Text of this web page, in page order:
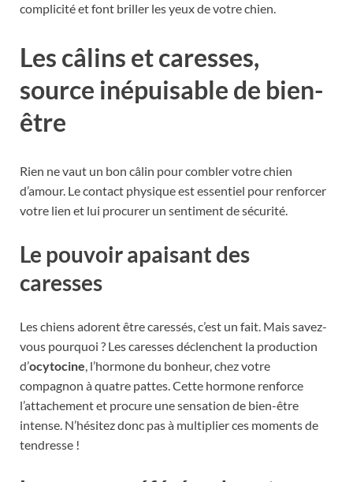
complicité et font briller les yeux de votre chien.
Les câlins et caresses,
source inépuisable de bien-
être
Rien ne vaut un bon câlin pour combler votre chien
d’amour. Le contact physique est essentiel pour renforcer
votre lien et lui procurer un sentiment de sécurité.
Le pouvoir apaisant des
caresses
Les chiens adorent être caressés, c’est un fait. Mais savez-
vous pourquoi ? Les caresses déclenchent la production
d’ocytocine, l’hormone du bonheur, chez votre
compagnon à quatre pattes. Cette hormone renforce
l’attachement et procure une sensation de bien-être
intense. N’hésitez donc pas à multiplier ces moments de
tendresse !